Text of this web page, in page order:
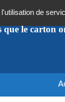
que le carton
de